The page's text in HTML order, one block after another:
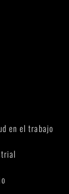
en el trabajo